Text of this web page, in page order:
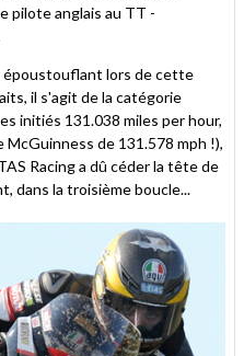
pilote anglais au TT -
époustouflant lors de cette
il s'agit de la catégorie
initiés 131.038 miles per hour,
de 131.578 mph !),
Racing a dû céder la tête de
dans la troisième boucle...